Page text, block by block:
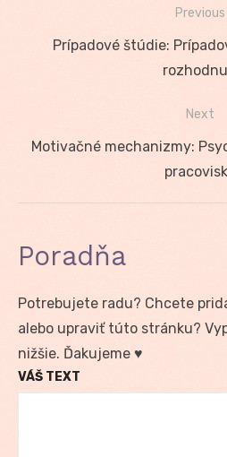
Navigácia
Previous
Previous
Prípadové štúdie:
Next
Next
Motivačné mechanizmy:
Poradňa
Potrebujete radu? Chcete
alebo upraviť túto stránku?
nižšie. Ďakujeme ♥
VÁŠ TEXT